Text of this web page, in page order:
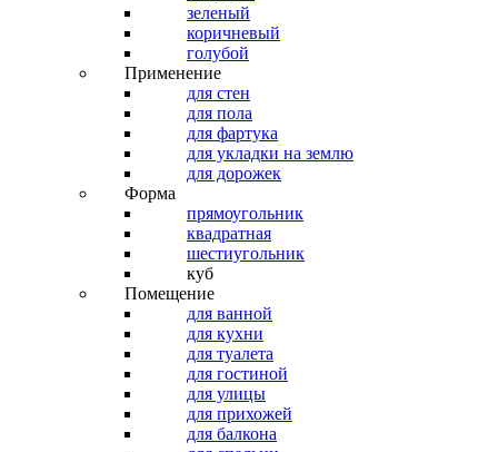
зеленый
коричневый
голубой
Применение
для стен
для пола
для фартука
для укладки на землю
для дорожек
Форма
прямоугольник
квадратная
шестиугольник
куб
Помещение
для ванной
для кухни
для туалета
для гостиной
для улицы
для прихожей
для балкона